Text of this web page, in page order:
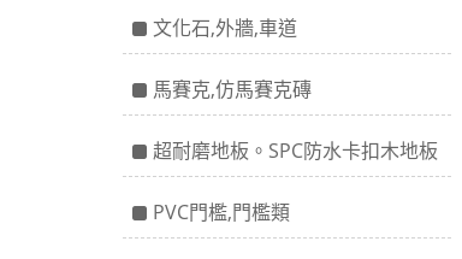
文化石,外牆,車道
馬賽克,仿馬賽克磚
超耐磨地板。SPC防水卡扣木地板
PVC門檻,門檻類